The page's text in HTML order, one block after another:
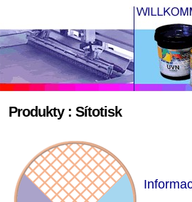
Produkty : Sítotisk